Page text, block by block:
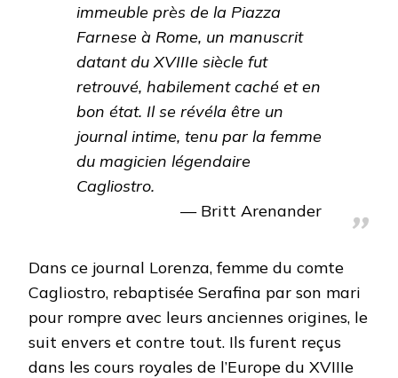
immeuble près de la Piazza
Farnese à Rome, un manuscrit
datant du XVIIIe siècle fut
retrouvé, habilement caché et en
bon état. Il se révéla être un
journal intime, tenu par la femme
du magicien légendaire
Cagliostro.
Britt Arenander
Dans ce journal Lorenza, femme du comte
Cagliostro, rebaptisée Serafina par son mari
pour rompre avec leurs anciennes origines, le
suit envers et contre tout. Ils furent reçus
dans les cours royales de l’Europe du XVIIIe